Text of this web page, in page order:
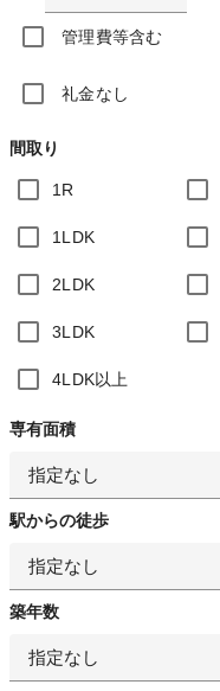
管理費等含む
礼金なし
間取り
1R
1LDK
2LDK
3LDK
4LDK以上
専有面積
指定なし
駅からの徒歩
指定なし
築年数
指定なし